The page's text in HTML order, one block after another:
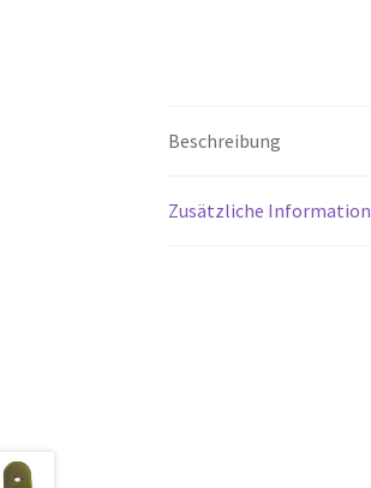
Beschreibung
Zusätzliche Information